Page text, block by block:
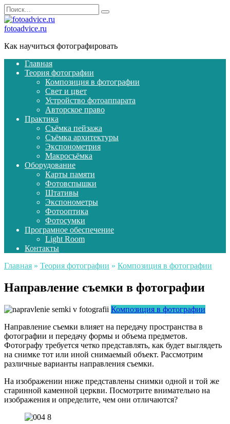
Перейти
к
содержанию
Search
for:
fotoadvice.ru
Как научиться фотографировать
Главная
Теория фотографии
Композиция в фотографии
Свет и цвет
Устройство фотоаппарата
Авторское право
Практика
Съёмка пейзажа
Съёмка архитектуры
Экспонометрия
Макросъёмка
Оборудование
Карты памяти
Фотовспышки
Штативы
Экспонометры
Фотооптика
Фотосумки
Програмное обеспечение
Light Room
Контакты
Главная » Теория фотографии » Композиция в фотографии
Направление съемки в фотографии
Композиция в фотографии
Направление съемки влияет на передачу пространства в
фотографии и передачу формы и объема предметов.
Фотографу требуется четко представлять, как будет выглядеть
на снимке тот или иной снимаемый объект. Рассмотрим
различные варианты направления съемки.
На изображении ниже представлены снимки одной и той же
старинной каменной церкви. Посмотрите внимательно на
изображения и определите, чем они отличаются?